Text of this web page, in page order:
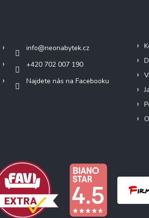
info@neonabytek.cz
+420 702 007 190
Najdete nás na Facebooku